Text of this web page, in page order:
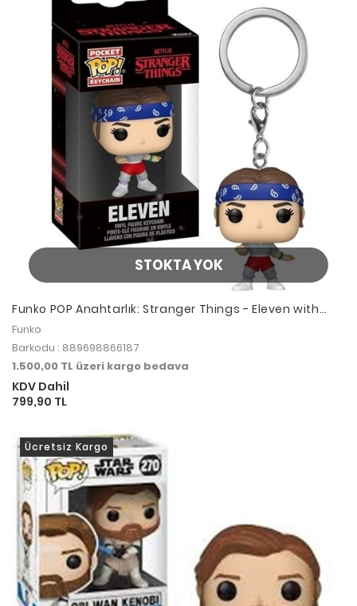
STOKTA YOK
Funko POP Anahtarlık: Stranger Things - Eleven with
Bandana
Funko
Barkodu : 889698866187
1.500,00 TL üzeri kargo bedava
KDV Dahil
799,90 TL
Ücretsiz Kargo